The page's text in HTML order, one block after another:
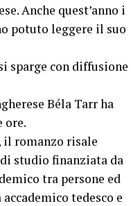
Anche quest’anno i
potuto leggere il suo
sparge con diffusione
Béla Tarr ha
ore.
il romanzo risale
studio finanziata da
tra persone ed
tedesco e